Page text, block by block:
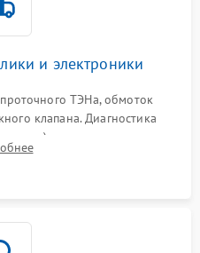
и электроники
ТЭНа, обмоток
клапана. Диагностика
воды), датчика мутности,
модуля управления.